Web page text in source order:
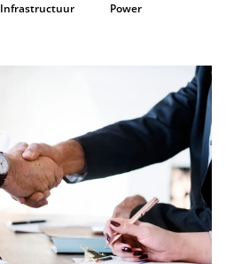
Infrastructuur
Power